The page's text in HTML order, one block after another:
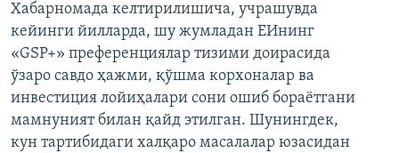
Хабарномада келтирилишича, учрашувда
кейинги йилларда, шу жумладан ЕИнинг
«GSP+» преференциялар тизими доирасида
ўзаро савдо ҳажми, қўшма корхоналар ва
инвестиция лойиҳалари сони ошиб бораётгани
мамнуният билан қайд этилган. Шунингдек,
кун тартибидаги халқаро масалалар юзасидан